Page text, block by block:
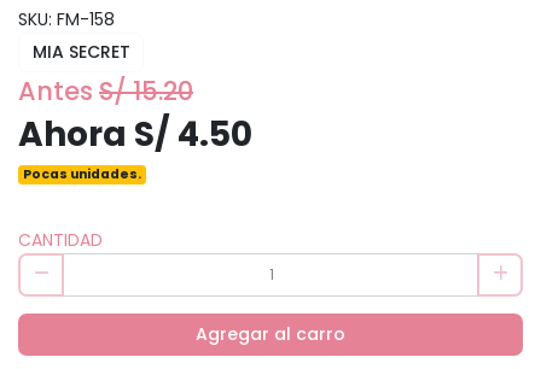
SKU: FM-158
MIA SECRET
Antes S/ 15.20
Ahora S/ 4.50
Pocas unidades.
CANTIDAD
Agregar al carro